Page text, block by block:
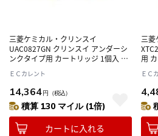
三菱ケミカル・クリンスイ
UAC0827GN クリンスイ アンダーシ
ンクタイプ用 カートリッジ 1個入 純
ＥＣカレント
14,364円 （税込）
積算 130 マイル (1倍)
カートに入れる
三菱
用
ＥＣ